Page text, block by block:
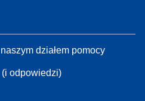
działem pomocy
(i odpowiedzi)